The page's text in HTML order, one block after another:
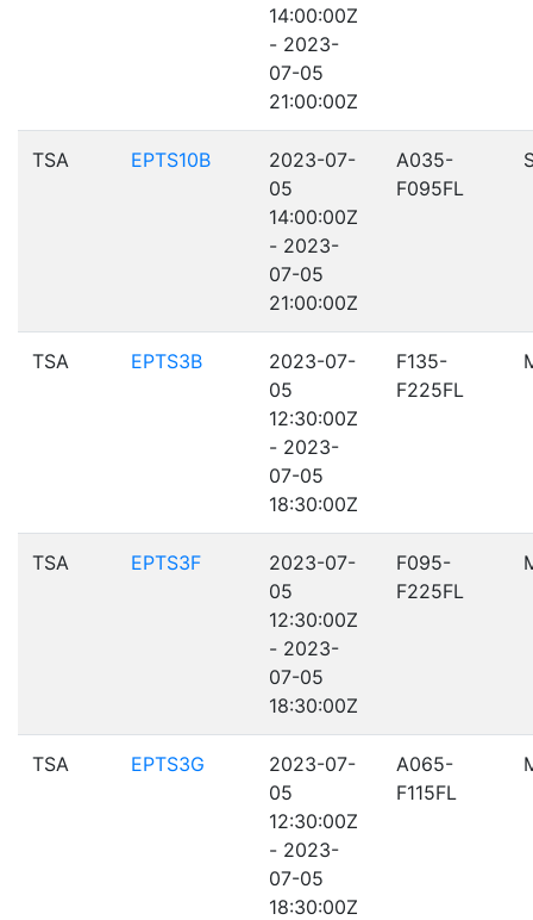
14:00:00Z
- 2023-
07-05
21:00:00Z
TSA EPTS10B
2023-07-
05
14:00:00Z
- 2023-
07-05
21:00:00Z
A035-
F095FL
TSA EPTS3B
2023-07-
05
12:30:00Z
- 2023-
07-05
18:30:00Z
F135-
F225FL
TSA EPTS3F
2023-07-
05
12:30:00Z
- 2023-
07-05
18:30:00Z
F095-
F225FL
TSA EPTS3G
2023-07-
05
12:30:00Z
- 2023-
07-05
18:30:00Z
A065-
F115FL